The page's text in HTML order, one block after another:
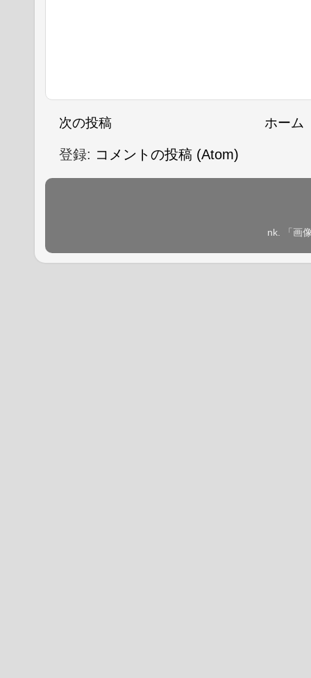
次の投稿 ホーム
登録: コメントの投稿 (Atom)
nk. 「画